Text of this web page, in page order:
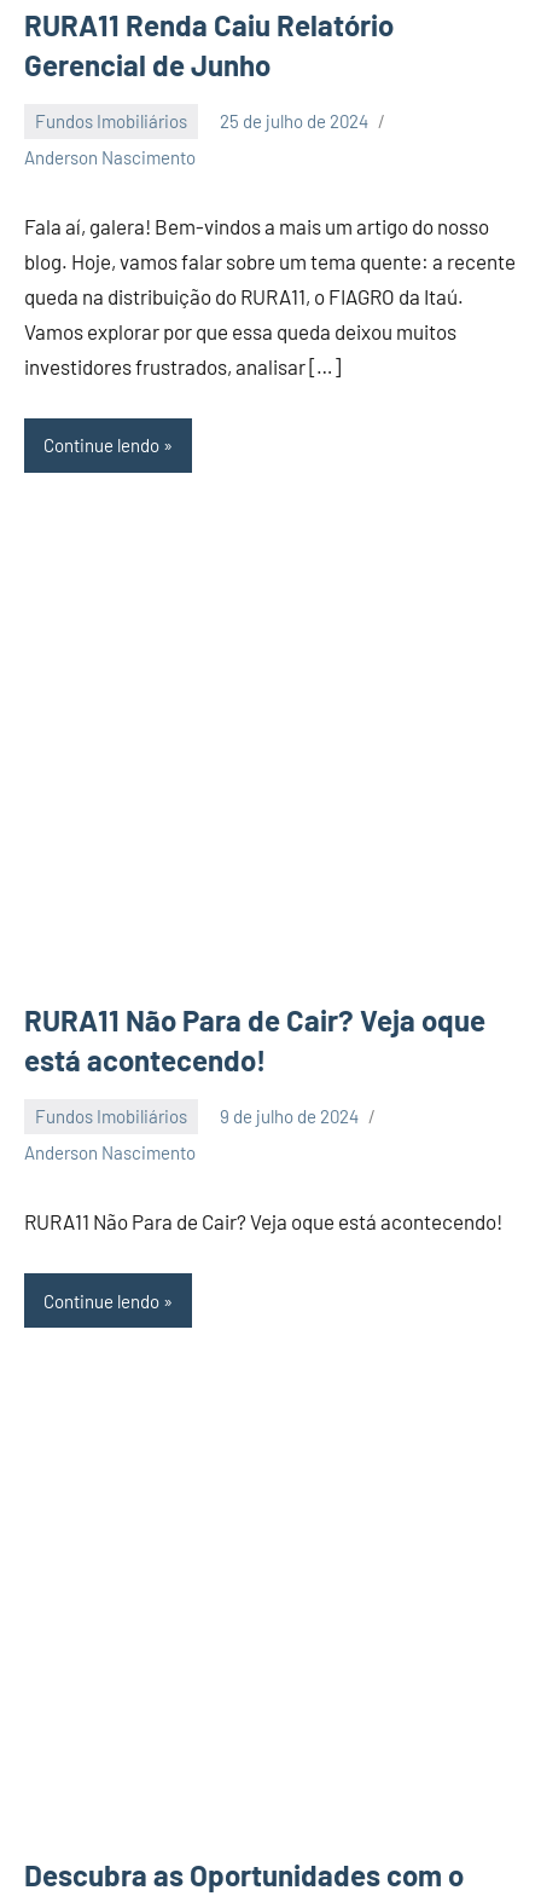
RURA11 Renda Caiu Relatório
Gerencial de Junho
Fundos Imobiliários
25 de julho de 2024
Anderson Nascimento
Nenhum
Fala aí, galera! Bem-vindos a mais um artigo do nosso
blog. Hoje, vamos falar sobre um tema quente: a recente
queda na distribuição do RURA11, o FIAGRO da Itaú.
Vamos explorar por que essa queda deixou muitos
investidores frustrados, analisar […]
Continue lendo
RURA11 Não Para de Cair? Veja oque
está acontecendo!
Fundos Imobiliários
9 de julho de 2024
Anderson Nascimento
Nenhum
RURA11 Não Para de Cair? Veja oque está acontecendo!
Continue lendo
Descubra as Oportunidades com o